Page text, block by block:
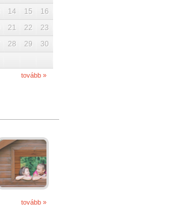
14 15
16
21 22
23
28 29
30
tovább »
tovább »